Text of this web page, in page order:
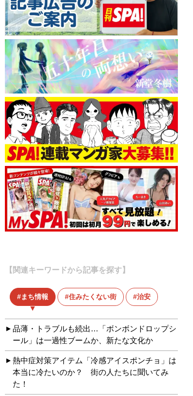
【関連キーワードから記事を探す】
まち情報 住みたくない街 治安
品薄・トラブルも続出…「ボンボンドロップシ
ール」は一過性ブームか、新たな文化か
熱中症対策アイテム「冷感アイスポンチョ」は
本当に冷たいのか？ 街の人たちに聞いてみ
た！